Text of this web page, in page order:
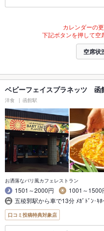
カレンダーの
下記ボタンを押して空
空席状
ベビーフェイスプラネッツ 函
洋食 函館駅
お洒落なバリ風カフェレストラン
1501～2000円
1001～1500
五稜郭駅から車で13分 ﾒｶﾞﾄﾞﾝ･ｷﾎ
口コミ投稿特典対象店